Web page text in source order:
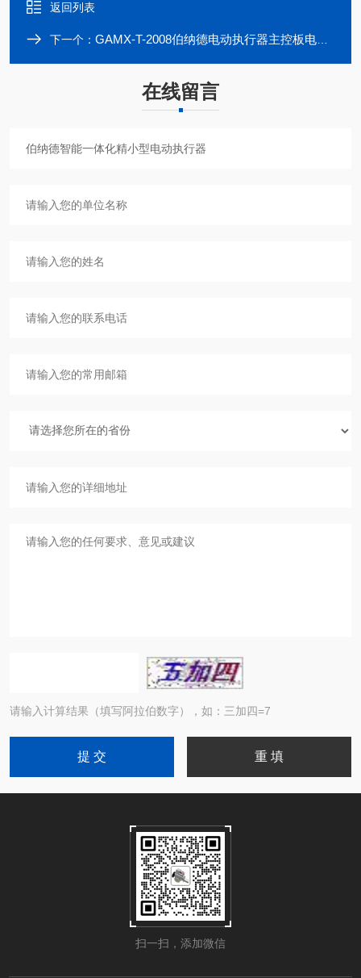
返回列表
下一个： GAMX-T-2008伯纳德电动执行器主控板电源板
在线留言
请输入计算结果（填写阿拉伯数字），如：三加四=7
扫一扫，添加微信